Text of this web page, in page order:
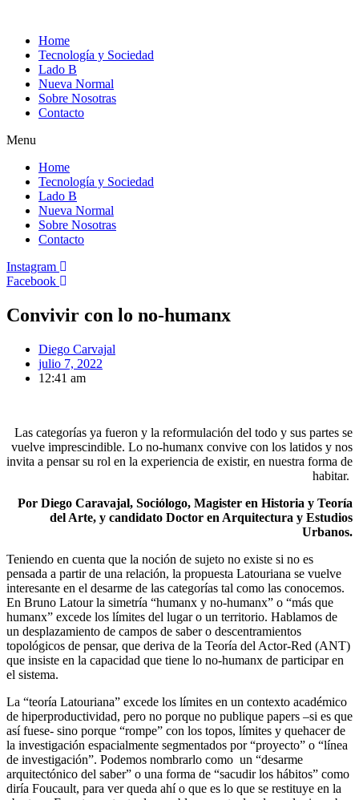
Home
Tecnología y Sociedad
Lado B
Nueva Normal
Sobre Nosotras
Contacto
Menu
Home
Tecnología y Sociedad
Lado B
Nueva Normal
Sobre Nosotras
Contacto
Instagram
Facebook
Convivir con lo no-humanx
Diego Carvajal
julio 7, 2022
12:41 am
Las categorías ya fueron y la reformulación del todo y sus partes se
vuelve imprescindible. Lo no-humanx convive con los latidos y nos
invita a pensar su rol en la experiencia de existir, en nuestra forma de
habitar.
Por Diego Caravajal, Sociólogo, Magister en Historia y Teoría
del Arte, y candidato Doctor en Arquitectura y Estudios
Urbanos.
Teniendo en cuenta que la noción de sujeto no existe si no es
pensada a partir de una relación, la propuesta Latouriana se vuelve
interesante en el desarme de las categorías tal como las conocemos.
En Bruno Latour la simetría “humanx y no-humanx” o “más que
humanx” excede los límites del lugar o un territorio. Hablamos de
un desplazamiento de campos de saber o descentramientos
topológicos de pensar, que deriva de la Teoría del Actor-Red (ANT)
que insiste en la capacidad que tiene lo no-humanx de participar en
el sistema.
La “teoría Latouriana” excede los límites en un contexto académico
de hiperproductividad, pero no porque no publique papers –si es que
así fuese- sino porque “rompe” con los topos, límites y quehacer de
la investigación espacialmente segmentados por “proyecto” o “línea
de investigación”. Podemos nombrarlo como un “desarme
arquitectónico del saber” o una forma de “sacudir los hábitos” como
diría Foucault, para ver queda ahí o que es lo que se restituye en la